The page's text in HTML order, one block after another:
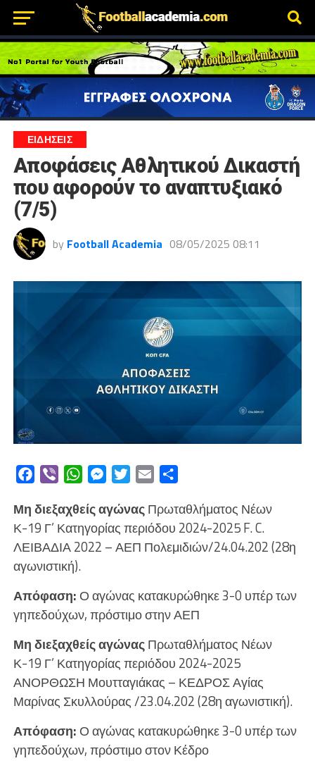
ΕΙΔΗΣΕΙΣ
Αποφάσεις Αθλητικού Δικαστή
που αφορούν το αναπτυξιακό
(7/5)
by Football Academia 08/05/2025 08:11
Facebook
Viber WhatsAppMessengerTwitterEmail
Μη διεξαχθείς αγώναςΠρωταθλήματος Νέων
Κ-19 Γ’ Κατηγορίας περιόδου 2024-2025 F. C.
ΛΕΙΒΑΔΙΑ 2022 – ΑΕΠ Πολεμιδιών/24.04.202 (28η
αγωνιστική).
Απόφαση: Ο αγώνας κατακυρώθηκε 3-0 υπέρ των
γηπεδούχων, πρόστιμο στην ΑΕΠ
Μη διεξαχθείς αγώναςΠρωταθλήματος Νέων
Κ-19 Γ’ Κατηγορίας περιόδου 2024-2025
ΑΝΟΡΘΩΣΗ Μουτταγιάκας – ΚΕΔΡΟΣ Αγίας
Μαρίνας Σκυλλούρας /23.04.202 (28η αγωνιστική).
Απόφαση: Ο αγώνας κατακυρώθηκε 3-0 υπέρ των
γηπεδούχων, πρόστιμο στον Κέδρο